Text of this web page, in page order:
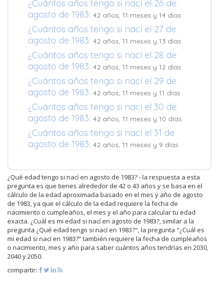
¿Cuántos años tengo si nací el 26 de
agosto de 1983: 42 años, 11 meses y 14 días
¿Cuántos años tengo si nací el 27 de
agosto de 1983: 42 años, 11 meses y 13 días
¿Cuántos años tengo si nací el 28 de
agosto de 1983: 42 años, 11 meses y 12 días
¿Cuántos años tengo si nací el 29 de
agosto de 1983: 42 años, 11 meses y 11 días
¿Cuántos años tengo si nací el 30 de
agosto de 1983: 42 años, 11 meses y 10 días
¿Cuántos años tengo si nací el 31 de
agosto de 1983: 42 años, 11 meses y 9 días
¿Qué edad tengo si nací en agosto de 1983? - la respuesta a esta
pregunta es que tienes alrededor de 42 o 43 años y se basa en el
cálculo de la edad aproximada basado en el mes y año de agosto
de 1983, ya que el cálculo de la edad requiere la fecha de
nacimiento o cumpleaños, el mes y el año para calcular tu edad
exacta. ¿Cuál es mi edad si nací en agosto de 1983?, similar a la
pregunta ¿Qué edad tengo si nací en 1983?", la pregunta "¿Cuál es
mi edad si nací en 1983?” también requiere la fecha de cumpleaños
o nacimiento, mes y año para saber cuántos años tendrías en 2030,
2040 y 2050.
compartir: